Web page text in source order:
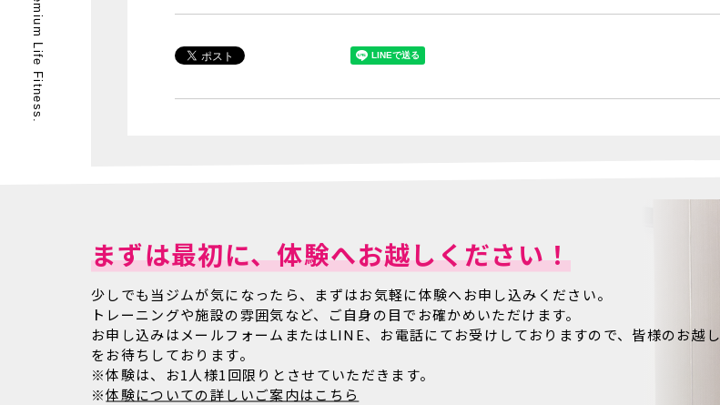
まずは最初に、体験へお越しください！
少しでも当ジムが気になったら、まずはお気軽に体験へお申し込みください。
トレーニングや施設の雰囲気など、ご自身の目でお確かめいただけます。
お申し込みはメールフォームまたはLINE、お電話にてお受けしておりますので、皆様のお越し
をお待ちしております。
※体験は、お1人様1回限りとさせていただきます。
※体験についての詳しいご案内はこちら